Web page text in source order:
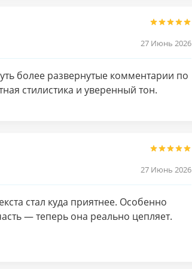
27 Июнь 2026
более развернутые комментарии по
стилистика и уверенный тон.
27 Июнь 2026
стал куда приятнее. Особенно
— теперь она реально цепляет.